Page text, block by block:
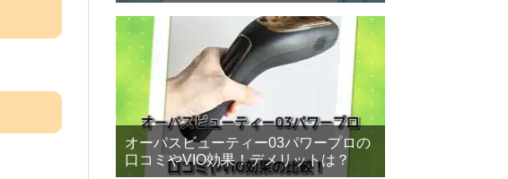
オーパスビューティー03パワープロの
口コミやVIO効果！デメリットは？